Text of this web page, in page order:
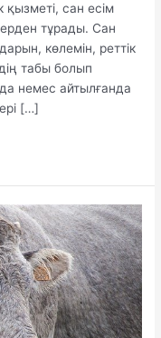
қызметі, сан есім
тұрады. Сан
көлемін, реттік
табы болып
немес айтылғанда
[…]